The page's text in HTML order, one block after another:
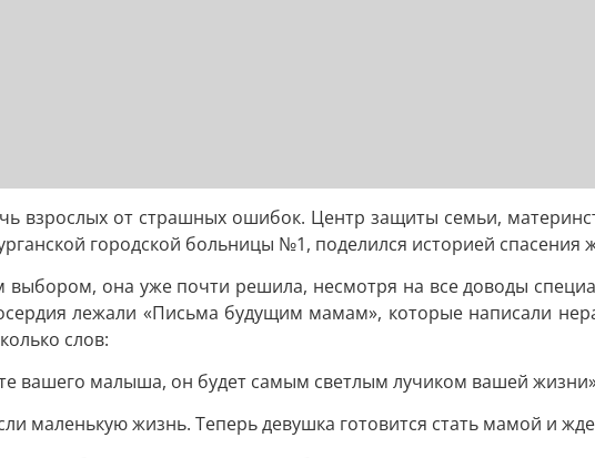
взрослых от страшных ошибок. Центр защиты семьи,
городской больницы №1, поделился историей
она уже почти решила, несмотря на все доводы
лежали «Письма будущим мамам», которые написали
слов:
вашего малыша, он будет самым светлым лучиком вашей
маленькую жизнь. Теперь девушка готовится стать мамой и